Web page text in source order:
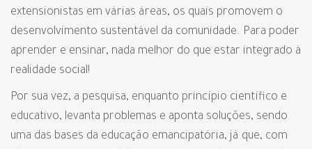
extensionistas em várias áreas, os quais promovem o
desenvolvimento sustentável da comunidade. Para poder
aprender e ensinar, nada melhor do que estar integrado à
realidade social!
Por sua vez, a pesquisa, enquanto princípio científico e
educativo, levanta problemas e aponta soluções, sendo
uma das bases da educação emancipatória, já que, com